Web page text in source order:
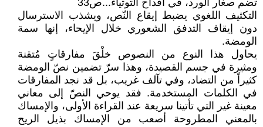
تضم صغار الورد، في أقداح التوتياء...ص33
التكثيف اللغوي يضبط إيقاع النّص، ويشذب الاسترسال
دون إيقاف التدفق الشعوري خلال الإيحاء، إنها سمة
الومضة.
يحاول هذا النوع من النصوص خلْقَ مفارقاتٍ مُتقنة
ومثيرة في جسم القصيدة، وهذا سرّ تضمين نصّ الومضة
كثيراً من التضاد، وفي تآلف غريب، بل قد نجد المفارقات
في الكلمات المستخدمة. فقد يوحي النصّ إلى معاني
معينة غير التي تأتينا سريعة عند القراءة الأولى، والإمساك
بالمعني المطروحة أصعب من الإمساك بذيل الريح